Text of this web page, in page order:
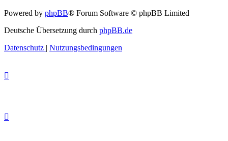
Powered by phpBB® Forum Software © phpBB Limited
Deutsche Übersetzung durch phpBB.de
Datenschutz | Nutzungsbedingungen